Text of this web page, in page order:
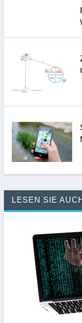
LESEN SIE AUCH